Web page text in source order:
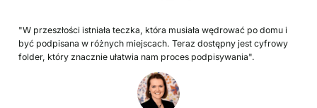
"W przeszłości istniała teczka, która musiała wędrować po domu i
być podpisana w różnych miejscach. Teraz dostępny jest cyfrowy
folder, który znacznie ułatwia nam proces podpisywania".